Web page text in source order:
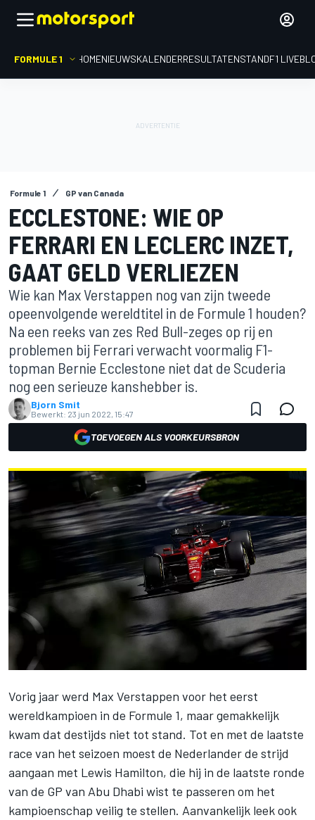
FORMULE 1 HOMENIEUWSKALENDERRESULTATENSTANDF1
Formule 1 GP van Canada
ECCLESTONE: WIE OP
FERRARI EN LECLERC INZET,
GAAT GELD VERLIEZEN
Wie kan Max Verstappen nog van zijn tweede
opeenvolgende wereldtitel in de Formule 1 houden?
Na een reeks van zes Red Bull-zeges op rij en
problemen bij Ferrari verwacht voormalig F1-
topman Bernie Ecclestone niet dat de Scuderia
nog een serieuze kanshebber is.
Bjorn Smit
Bewerkt: 23 jun 2022, 15:47
TOEVOEGEN ALS VOORKEURSBRON
Vorig jaar werd Max Verstappen voor het eerst
wereldkampioen in de Formule 1, maar gemakkelijk
kwam dat destijds niet tot stand. Tot en met de laatste
race van het seizoen moest de Nederlander de strijd
aangaan met Lewis Hamilton, die hij in de laatste ronde
van de GP van Abu Dhabi wist te passeren om het
kampioenschap veilig te stellen. Aanvankelijk leek ook